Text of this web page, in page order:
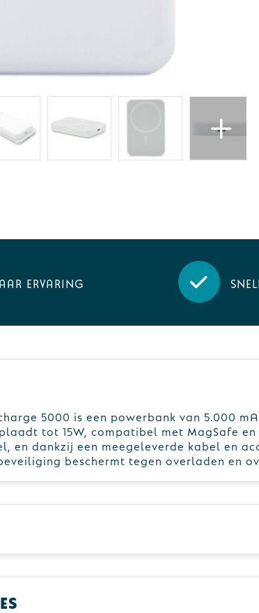
ervaring
5000 is een powerbank van 5.000
tot 15W, compatibel met MagSafe en
en dankzij een meegeleverde kabel en
beschermt tegen overladen en